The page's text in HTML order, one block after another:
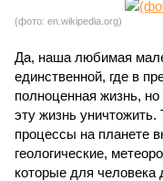
(фото: en.wikipedia.org)
Да, наша любимая
единственной, где в
полноценная жизнь,
эту жизнь
процессы на планете
геологические,
которые для